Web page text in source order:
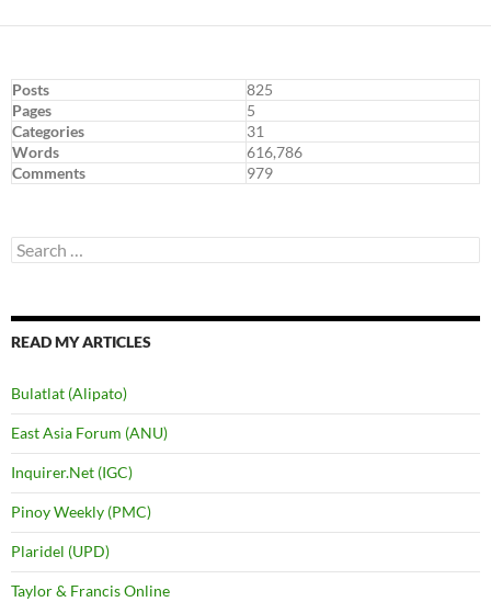
Posts
825
Pages
5
Categories
31
Words
616,786
Comments
979
Search
for:
READ MY ARTICLES
Bulatlat (Alipato)
East Asia Forum (ANU)
Inquirer.Net (IGC)
Pinoy Weekly (PMC)
Plaridel (UPD)
Taylor & Francis Online